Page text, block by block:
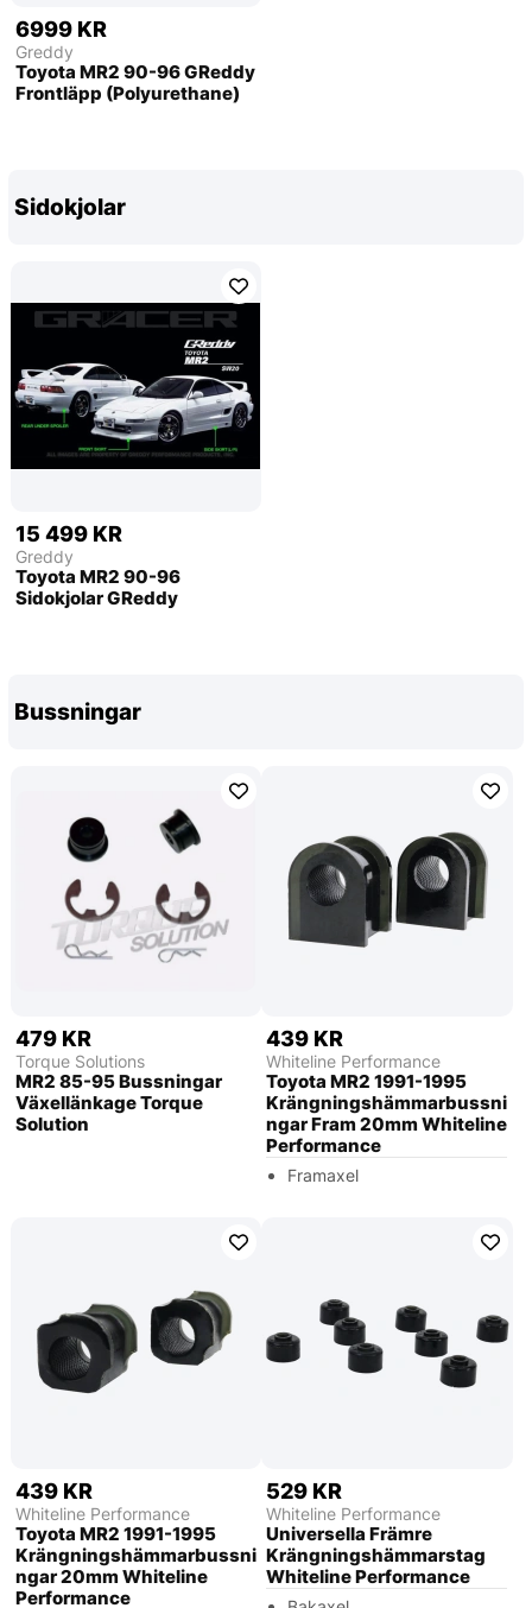
6999 KR
Greddy
Toyota MR2 90-96 GReddy
Frontläpp (Polyurethane)
Sidokjolar
15 499 KR
Greddy
Toyota MR2 90-96
Sidokjolar GReddy
Bussningar
479 KR
Torque Solutions
MR2 85-95 Bussningar
Växellänkage Torque
Solution
439 KR
Whiteline Performance
Toyota MR2 1991-1995
Krängningshämmarbussni
ngar Fram 20mm Whiteline
Performance
Framaxel
439 KR
Whiteline Performance
Toyota MR2 1991-1995
Krängningshämmarbussni
ngar 20mm Whiteline
Performance
529 KR
Whiteline Performance
Universella Främre
Krängningshämmarstag
Whiteline Performance